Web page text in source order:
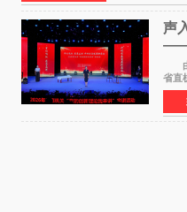
声
论
由
省直
至5
开
特色